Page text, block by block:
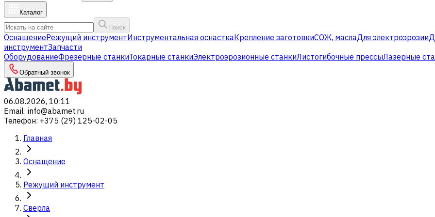
Каталог
Поиск
ОснащениеРежущий инструментИнструментальная оснасткаКрепление заготовкиСОЖ, маслаДля электроэрозии
инструментЗапчасти
ОборудованиеФрезерные станкиТокарные станкиЭлектроэрозионные станкиЛистогибочные прессыЛазерные
Обратный звонок
06.08.2026, 10:11
Email: info@abamet.ru
Телефон: +375 (29) 125-02-05
Главная
Оснащение
Режущий инструмент
Сверла